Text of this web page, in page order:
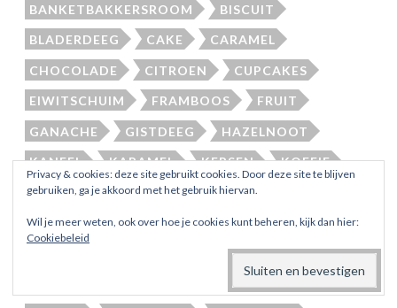
BANKETBAKKERSROOM BISCUIT
BLADERDEEG CAKE CARAMEL
CHOCOLADE CITROEN CUPCAKES
EIWITSCHUIM FRAMBOOS FRUIT
GANACHE GISTDEEG HAZELNOOT
KANEEL KARAMEL KERSEN KOFFIE
KOKOS MARSHMALLOW
MELK CHOCOLADE MONCHOU NO BAKE
PURE CHOCOLADE
Privacy & cookies: deze site gebruikt cookies. Door deze site te blijven
gebruiken, ga je akkoord met het gebruik hiervan.
Wil je meer weten, ook over hoe je cookies kunt beheren, kijk dan hier:
Cookiebeleid